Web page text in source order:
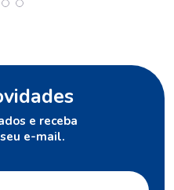
e receba
e-mail.